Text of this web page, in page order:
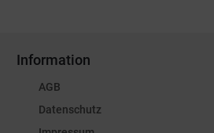
Information
AGB
Datenschutz